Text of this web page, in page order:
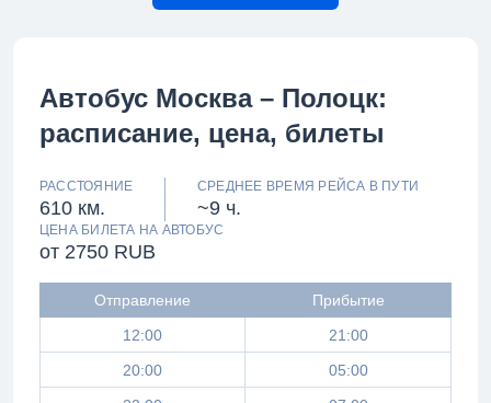
Автобус Москва – Полоцк:
расписание, цена, билеты
РАССТОЯНИЕ
610 км.
СРЕДНЕЕ ВРЕМЯ РЕЙСА В ПУТИ
~9 ч.
ЦЕНА БИЛЕТА НА АВТОБУС
от 2750 RUB
Отправление
Прибытие
12:00
21:00
20:00
05:00